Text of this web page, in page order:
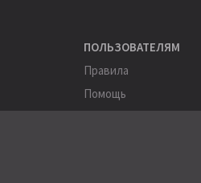
ПОЛЬЗОВАТЕЛЯМ
Правила
Помощь